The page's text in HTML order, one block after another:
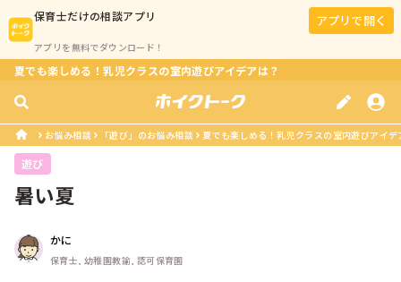
保育士だけの相談アプリ
アプリを無料でダウンロード！
アプリで開く
夏でも楽しめる！乳児クラスの室内遊びアイデアは？
お悩み相談 「遊び」のお悩み相談 夏でも楽しめる！乳児クラスの室内遊びアイデ
遊び
暑い夏
かに
保育士, 幼稚園教諭, 認可保育園